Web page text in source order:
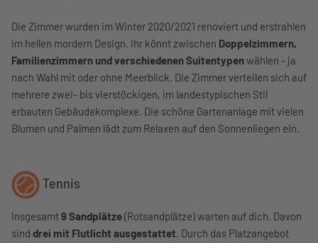
Die Zimmer wurden im Winter 2020/2021 renoviert und erstrahlen
im hellen mordern Design. Ihr könnt zwischen Doppelzimmern,
Familienzimmern und verschiedenen Suitentypenwählen - ja
nach Wahl mit oder ohne Meerblick. Die Zimmer verteilen sich auf
mehrere zwei- bis vierstöckigen, im landestypischen Stil
erbauten Gebäudekomplexe. Die schöne Gartenanlage mit vielen
Blumen und Palmen lädt zum Relaxen auf den Sonnenliegen ein.
Tennis
Insgesamt9 Sandplätze(Rotsandplätze) warten auf dich. Davon
sind drei mit Flutlicht ausgestattet. Durch das Platzangebot